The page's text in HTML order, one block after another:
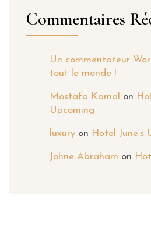
Commentaires
Un commentateur
tout le monde !
Mostafa Kamal on
Upcoming
luxury on Hotel June’s
Johne Abraham on